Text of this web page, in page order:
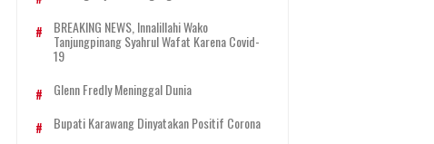
BREAKING NEWS, Innalillahi Wako
Tanjungpinang Syahrul Wafat Karena Covid-
19
Glenn Fredly Meninggal Dunia
Bupati Karawang Dinyatakan Positif Corona